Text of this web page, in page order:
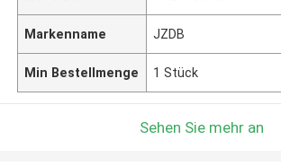
Markenname JZDB
Min Bestellmenge 1 Stück
Sehen Sie mehr an